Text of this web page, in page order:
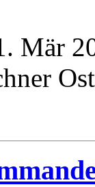
Mär